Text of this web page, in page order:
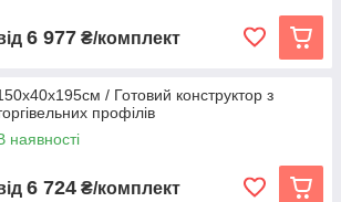
6 977 ₴/комплект
/ Готовий конструктор з
профілів
наявності
6 724 ₴/комплект